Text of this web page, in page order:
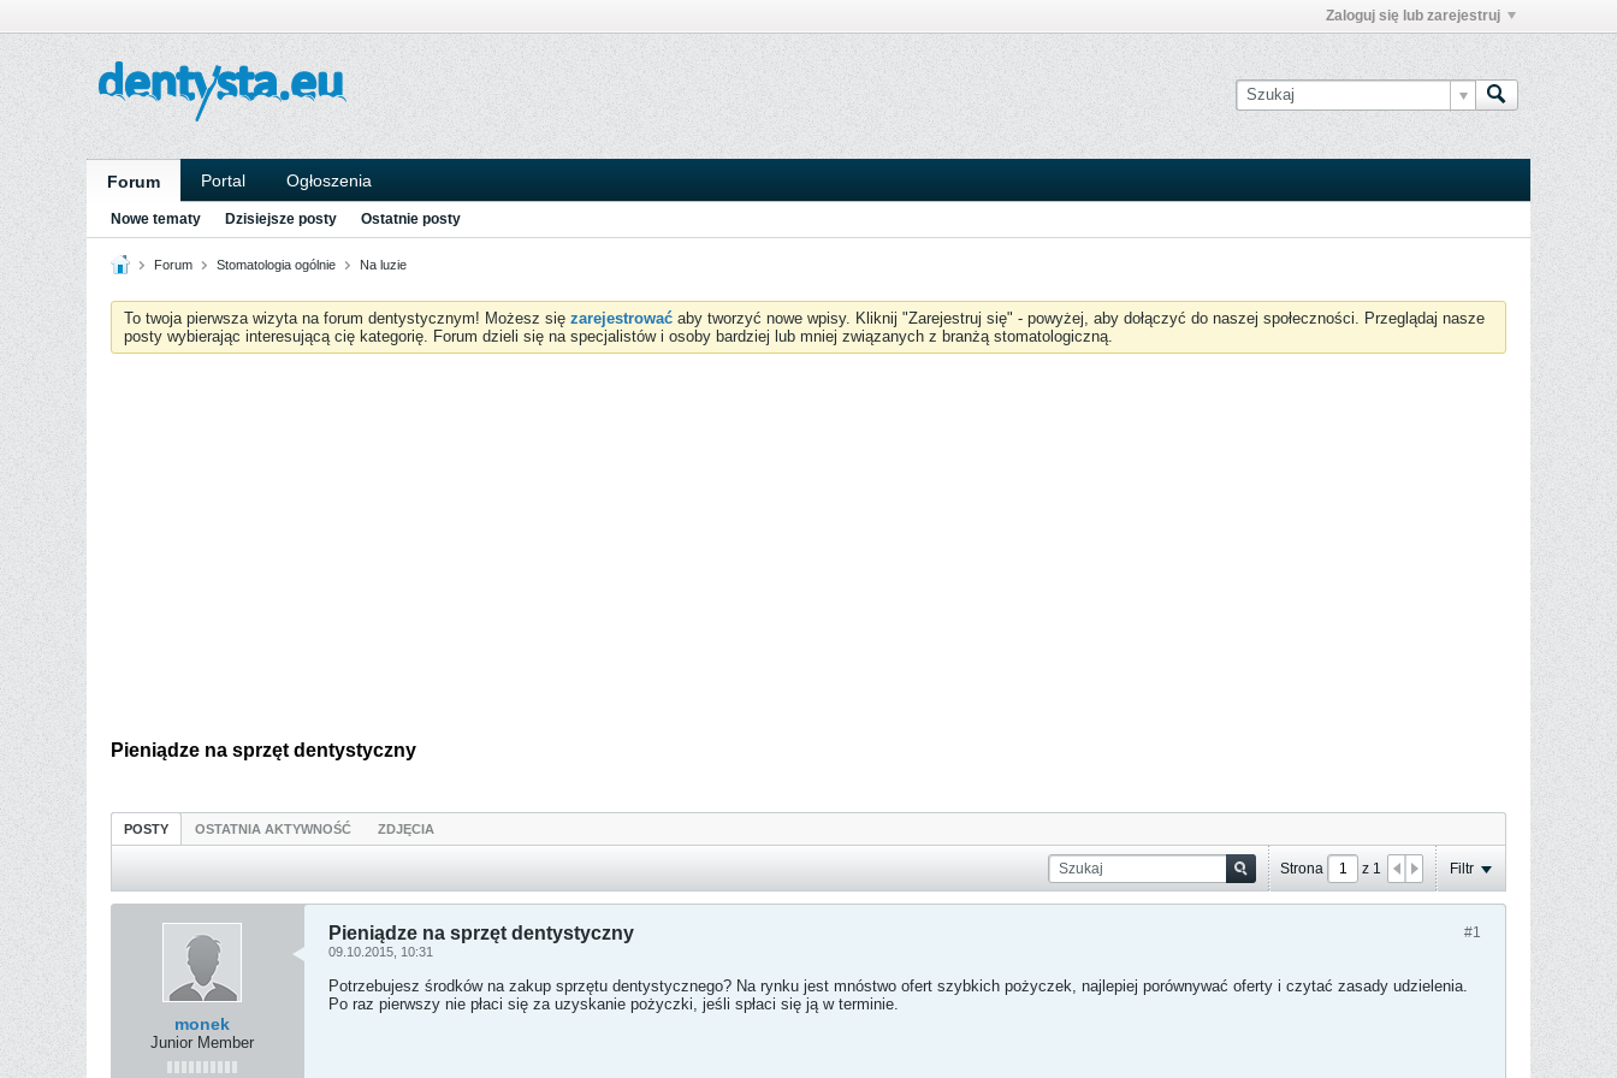
Zaloguj się lub zarejestruj
Forum Portal Ogłoszenia
Nowe tematy Dzisiejsze posty Ostatnie posty
Forum Stomatologia ogólnie Na luzie
To twoja pierwsza wizyta na forum dentystycznym! Możesz się zarejestrować aby tworzyć nowe wpisy. Kliknij "Zarejestruj się" - powyżej, aby dołączyć do naszej społeczności. Przeglądaj nasze
posty wybierając interesującą cię kategorię. Forum dzieli się na specjalistów i osoby bardziej lub mniej związanych z branżą stomatologiczną.
Pieniądze na sprzęt dentystyczny
POSTY OSTATNIA AKTYWNOŚĆ ZDJĘCIA
Strona z 1 Filtr
monek
Junior Member
#1
Pieniądze na sprzęt dentystyczny
09.10.2015, 10:31
Potrzebujesz środków na zakup sprzętu dentystycznego? Na rynku jest mnóstwo ofert szybkich pożyczek, najlepiej porównywać oferty i czytać zasady udzielenia.
Po raz pierwszy nie płaci się za uzyskanie pożyczki, jeśli spłaci się ją w terminie.